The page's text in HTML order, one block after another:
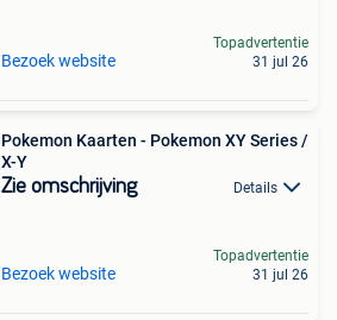
Bezoek website
Topadvertentie
31 jul 26
Pokemon Kaarten - Pokemon XY Series /
X-Y
Zie omschrijving Details
Bezoek website
Topadvertentie
31 jul 26